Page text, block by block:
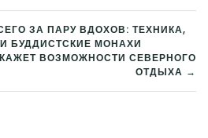
ЗА ПАРУ ВДОХОВ: ТЕХНИКА,
БУДДИСТСКИЕ МОНАХИ
ВОЗМОЖНОСТИ СЕВЕРНОГО
ОТДЫХА →